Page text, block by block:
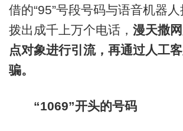
借的“95”号段号码与语音机器
拨出成千上万个电话， 漫天撒
点对象进行引流，再通过人工
骗。
“1069”开头的号码